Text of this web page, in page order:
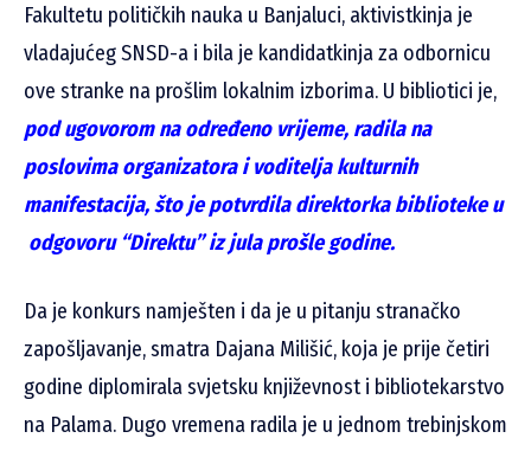
Fakultetu političkih nauka u Banjaluci, aktivistkinja je
vladajućeg SNSD-a i bila je kandidatkinja za odbornicu
ove stranke na prošlim lokalnim izborima. U bibliotici je,
pod ugovorom na određeno vrijeme, radila na
poslovima organizatora i voditelja kulturnih
manifestacija, što je potvrdila direktorka biblioteke u
odgovoru “Direktu” iz jula prošle godine.
Da je konkurs namješten i da je u pitanju stranačko
zapošljavanje, smatra Dajana Milišić, koja je prije četiri
godine diplomirala svjetsku književnost i bibliotekarstvo
na Palama. Dugo vremena radila je u jednom trebinjskom